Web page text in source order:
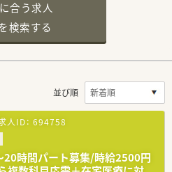
合う求人
検索する
並び順
人ID： 694758
20時間パート募集/時給2500円